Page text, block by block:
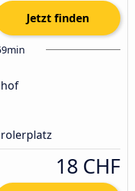
Jetzt finden
18 CHF